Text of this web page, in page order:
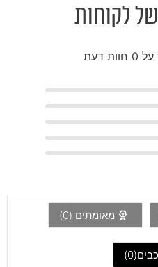
לקוחות
דעת
מאומתים (0
)
0
)